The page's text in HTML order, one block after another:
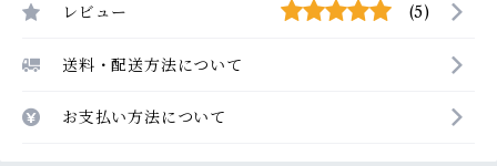
レビュー (5)
送料・配送方法について
お支払い方法について